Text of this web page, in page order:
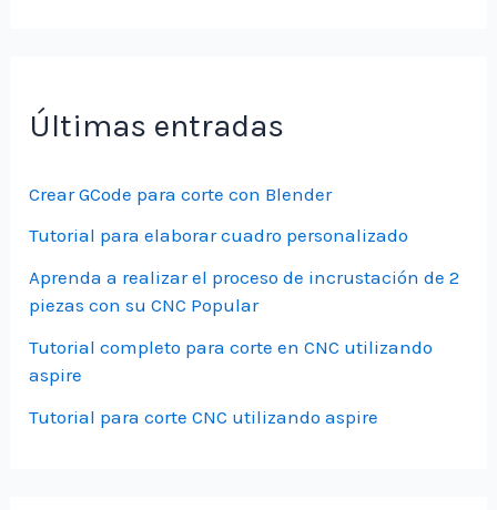
Últimas entradas
Crear GCode para corte con Blender
Tutorial para elaborar cuadro personalizado
Aprenda a realizar el proceso de incrustación de 2
piezas con su CNC Popular
Tutorial completo para corte en CNC utilizando
aspire
Tutorial para corte CNC utilizando aspire